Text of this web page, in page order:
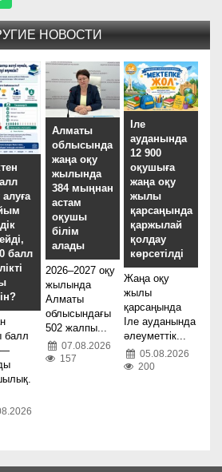
НОВОСТИ
алуға
балл
балл
—
Алматы
облысында
жаңа оқу
жылында
384 мыңнан
астам
оқушы
білім
алады
2026–2027 оқу
жылында
Алматы
облысындағы
502 жалпы...
07.08.2026
157
Іле
ауданында
12 900
оқушыға
жаңа оқу
жылы
қарсаңында
қаржылай
қолдау
көрсетілді
Жаңа оқу
жылы
қарсаңында
Іле ауданында
әлеуметтік...
05.08.2026
200